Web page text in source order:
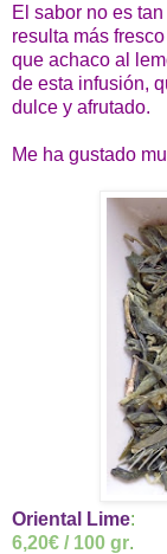
El sabor no es
resulta más
que achaco al
de esta infusión,
dulce y afrutado.
Me ha gustado
Oriental Lime:
6,20€ / 100 gr.